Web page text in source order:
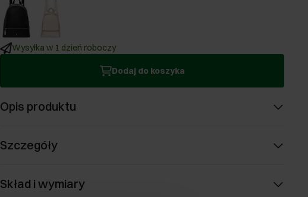
Wysyłka w 1 dzień roboczy
Dodaj do koszyka
Opis produktu
Szczegóły
Skład i wymiary